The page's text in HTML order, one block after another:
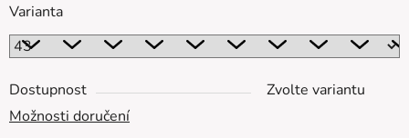
Varianta
Dostupnost
Zvolte variantu
Možnosti doručení